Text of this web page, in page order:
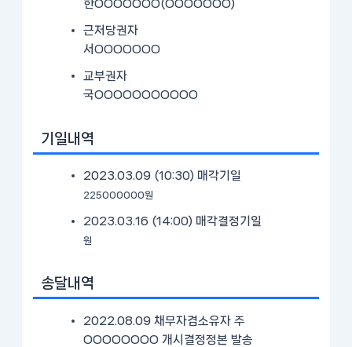
한OOOOOOO(OOOOOOO)
근저당권자
서OOOOOOO
교부권자
국OOOOOOOOOOO
기일내역
2023.03.09 (10:30) 매각기일
225000000원
2023.03.16 (14:00) 매각결정기일
원
송달내역
2022.08.09 채무자겸소유자 주
OOOOOOOO 개시결정정본 발송